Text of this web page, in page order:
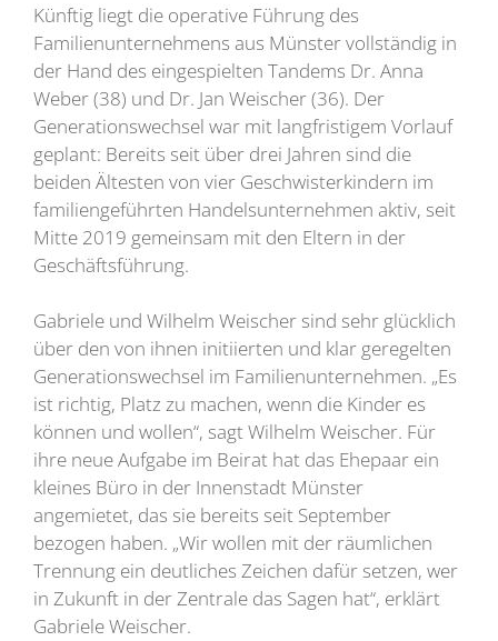
Künftig liegt die operative Führung des
Familienunternehmens aus Münster vollständig in
der Hand des eingespielten Tandems Dr. Anna
Weber (38) und Dr. Jan Weischer (36). Der
Generationswechsel war mit langfristigem Vorlauf
geplant: Bereits seit über drei Jahren sind die
beiden Ältesten von vier Geschwisterkindern im
familiengeführten Handelsunternehmen aktiv, seit
Mitte 2019 gemeinsam mit den Eltern in der
Geschäftsführung.
Gabriele und Wilhelm Weischer sind sehr glücklich
über den von ihnen initiierten und klar geregelten
Generationswechsel im Familienunternehmen. „Es
ist richtig, Platz zu machen, wenn die Kinder es
können und wollen“, sagt Wilhelm Weischer. Für
ihre neue Aufgabe im Beirat hat das Ehepaar ein
kleines Büro in der Innenstadt Münster
angemietet, das sie bereits seit September
bezogen haben. „Wir wollen mit der räumlichen
Trennung ein deutliches Zeichen dafür setzen, wer
in Zukunft in der Zentrale das Sagen hat“, erklärt
Gabriele Weischer.